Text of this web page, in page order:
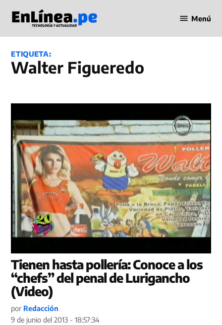
contenido
en Línea
Menú
ETIQUETA:
Walter Figueredo
Tienen hasta pollería: Conoce a los
“chefs” del penal de Lurigancho
(Video)
por Redacción
9 de junio del 2013 - 18:57:34